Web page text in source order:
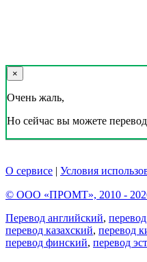
×
Очень жаль,
Но сейчас вы можете
О сервисе | Условия
© ООО «ПРОМТ», 2010 -
Перевод английский,
перевод казахский, перевод
перевод финский, перевод